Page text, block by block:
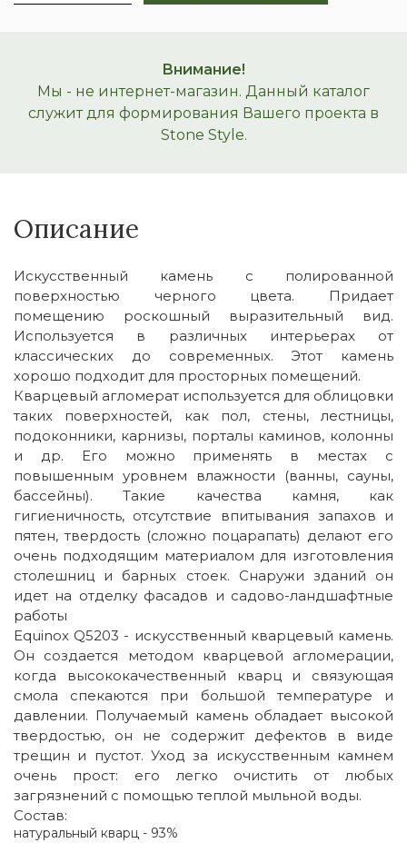
Внимание!
Мы - не интернет-магазин. Данный каталог
служит для формирования Вашего проекта в
Stone Style.
Описание
Искусственный камень с полированной
поверхностью черного цвета. Придает
помещению роскошный выразительный вид.
Используется в различных интерьерах от
классических до современных. Этот камень
хорошо подходит для просторных помещений.
Кварцевый агломерат используется для облицовки
таких поверхностей, как пол, стены, лестницы,
подоконники, карнизы, порталы каминов, колонны
и др. Его можно применять в местах с
повышенным уровнем влажности (ванны, сауны,
бассейны). Такие качества камня, как
гигиеничность, отсутствие впитывания запахов и
пятен, твердость (сложно поцарапать) делают его
очень подходящим материалом для изготовления
столешниц и барных стоек. Снаружи зданий он
идет на отделку фасадов и садово-ландшафтные
работы
Equinox Q5203 - искусственный кварцевый камень.
Он создается методом кварцевой агломерации,
когда высококачественный кварц и связующая
смола спекаются при большой температуре и
давлении. Получаемый камень обладает высокой
твердостью, он не содержит дефектов в виде
трещин и пустот. Уход за искусственным камнем
очень прост: его легко очистить от любых
загрязнений с помощью теплой мыльной воды.
Состав:
натуральный кварц - 93%